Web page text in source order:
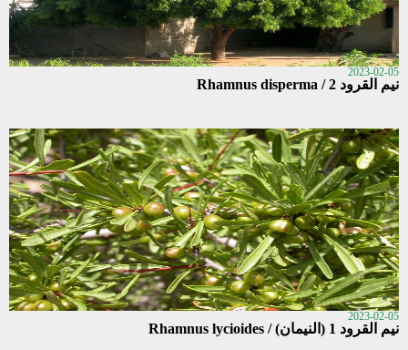
2023-02-05
نيم القرود 2 / Rhamnus disperma
2023-02-05
نيم القرود 1 (النيمان) / Rhamnus lycioides